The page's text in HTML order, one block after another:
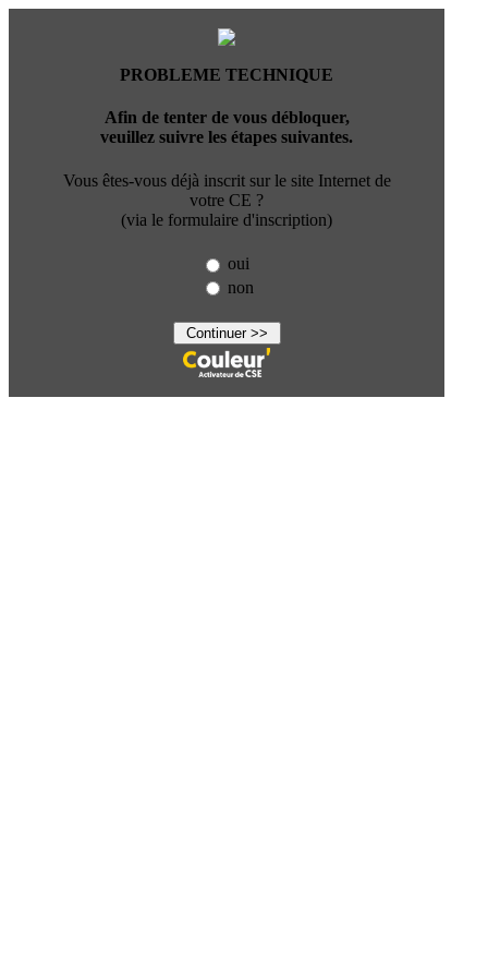
PROBLEME TECHNIQUE
Afin de tenter de vous débloquer,
veuillez suivre les étapes suivantes.
Vous êtes-vous déjà inscrit sur le site Internet de
votre CE ?
(via le formulaire d'inscription)
oui
non